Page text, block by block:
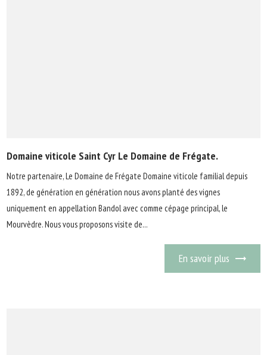
Domaine viticole Saint Cyr Le Domaine de Frégate.
Notre partenaire, Le Domaine de Frégate Domaine viticole familial depuis
1892, de génération en génération nous avons planté des vignes
uniquement en appellation Bandol avec comme cépage principal, le
Mourvèdre. Nous vous proposons visite de...
En savoir plus